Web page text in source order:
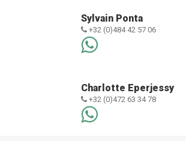
Sylvain Ponta
+32 (0)484 42 57 06
Charlotte Eperjessy
+32 (0)472 63 34 78